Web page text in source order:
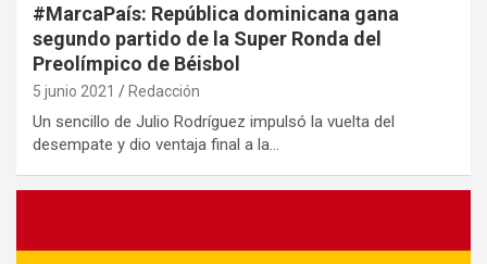
#MarcaPaís: República dominicana gana
segundo partido de la Super Ronda del
Preolímpico de Béisbol
5 junio 2021 Redacción
Un sencillo de Julio Rodríguez impulsó la vuelta del
desempate y dio ventaja final a la…